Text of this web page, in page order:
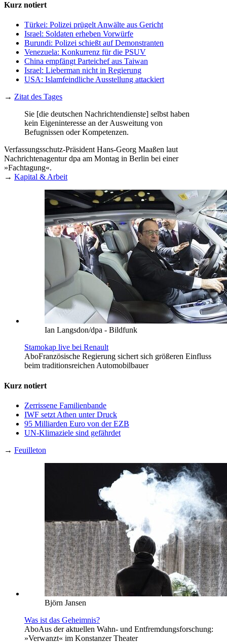
Kurz notiert
Türkei: Polizei prügelt Anwälte aus Gericht
Israel: Soldaten erheben Vorwürfe
Burundi: Polizei schießt auf Demonstranten
Venezuela: Konkurrenz für die PSUV
China empfängt Parteichef aus Taiwan
Israel: Lieberman nicht in Regierung
USA: Islamfeindliche Ausstellung attackiert
→ Zitat des Tages
Sie [die deutschen Nachrichtendienste] selbst haben
kein Eigeninteresse an der Ausweitung von
Befugnissen oder Kompetenzen.
Verfassungsschutz-Präsident Hans-Georg Maaßen laut
Nachrichtenagentur dpa am Montag in Berlin bei einer
»Fachtagung«.
→ Kapital & Arbeit
Ian Langsdon/dpa - Bildfunk
Stamokap live bei Renault
AboFranzösische Regierung sichert sich größeren Einfluss
beim traditionsreichen Automobilbauer
Kurz notiert
Zerrissene Familienbande
IWF setzt Athen unter Druck
95 Milliarden Euro von der EZB
UN-Klimaziele sind gefährdet
→ Feuilleton
Björn Jansen
Was ist das Geheimnis?
AboAus der aktuellen Wahn- und Entfremdungsforschung:
»Verwanzt« im Konstanzer Theater